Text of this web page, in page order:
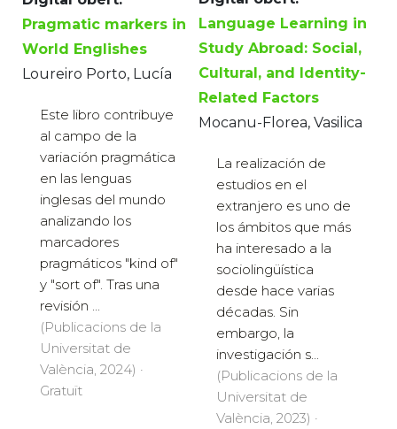
Pragmatic markers in
World Englishes
Loureiro Porto, Lucía
Este libro contribuye
al campo de la
variación pragmática
en las lenguas
inglesas del mundo
analizando los
marcadores
pragmáticos "kind of"
y "sort of". Tras una
revisión ...
(Publicacions de la
Universitat de
València, 2024) ·
Gratuït
Language Learning in
Study Abroad: Social,
Cultural, and Identity-
Related Factors
Mocanu-Florea, Vasilica
La realización de
estudios en el
extranjero es uno de
los ámbitos que más
ha interesado a la
sociolingüística
desde hace varias
décadas. Sin
embargo, la
investigación s...
(Publicacions de la
Universitat de
València, 2023) ·